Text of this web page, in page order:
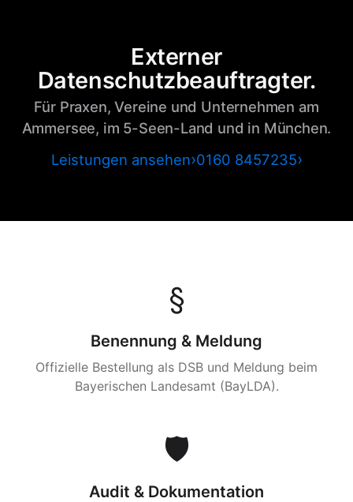
Externer
Datenschutzbeauftragter.
Für Praxen, Vereine und Unternehmen am
Ammersee, im 5-Seen-Land und in München.
Leistungen ansehen 0160 8457235
§
Benennung & Meldung
Offizielle Bestellung als DSB und Meldung beim
Bayerischen Landesamt (BayLDA).
🛡️
Audit & Dokumentation